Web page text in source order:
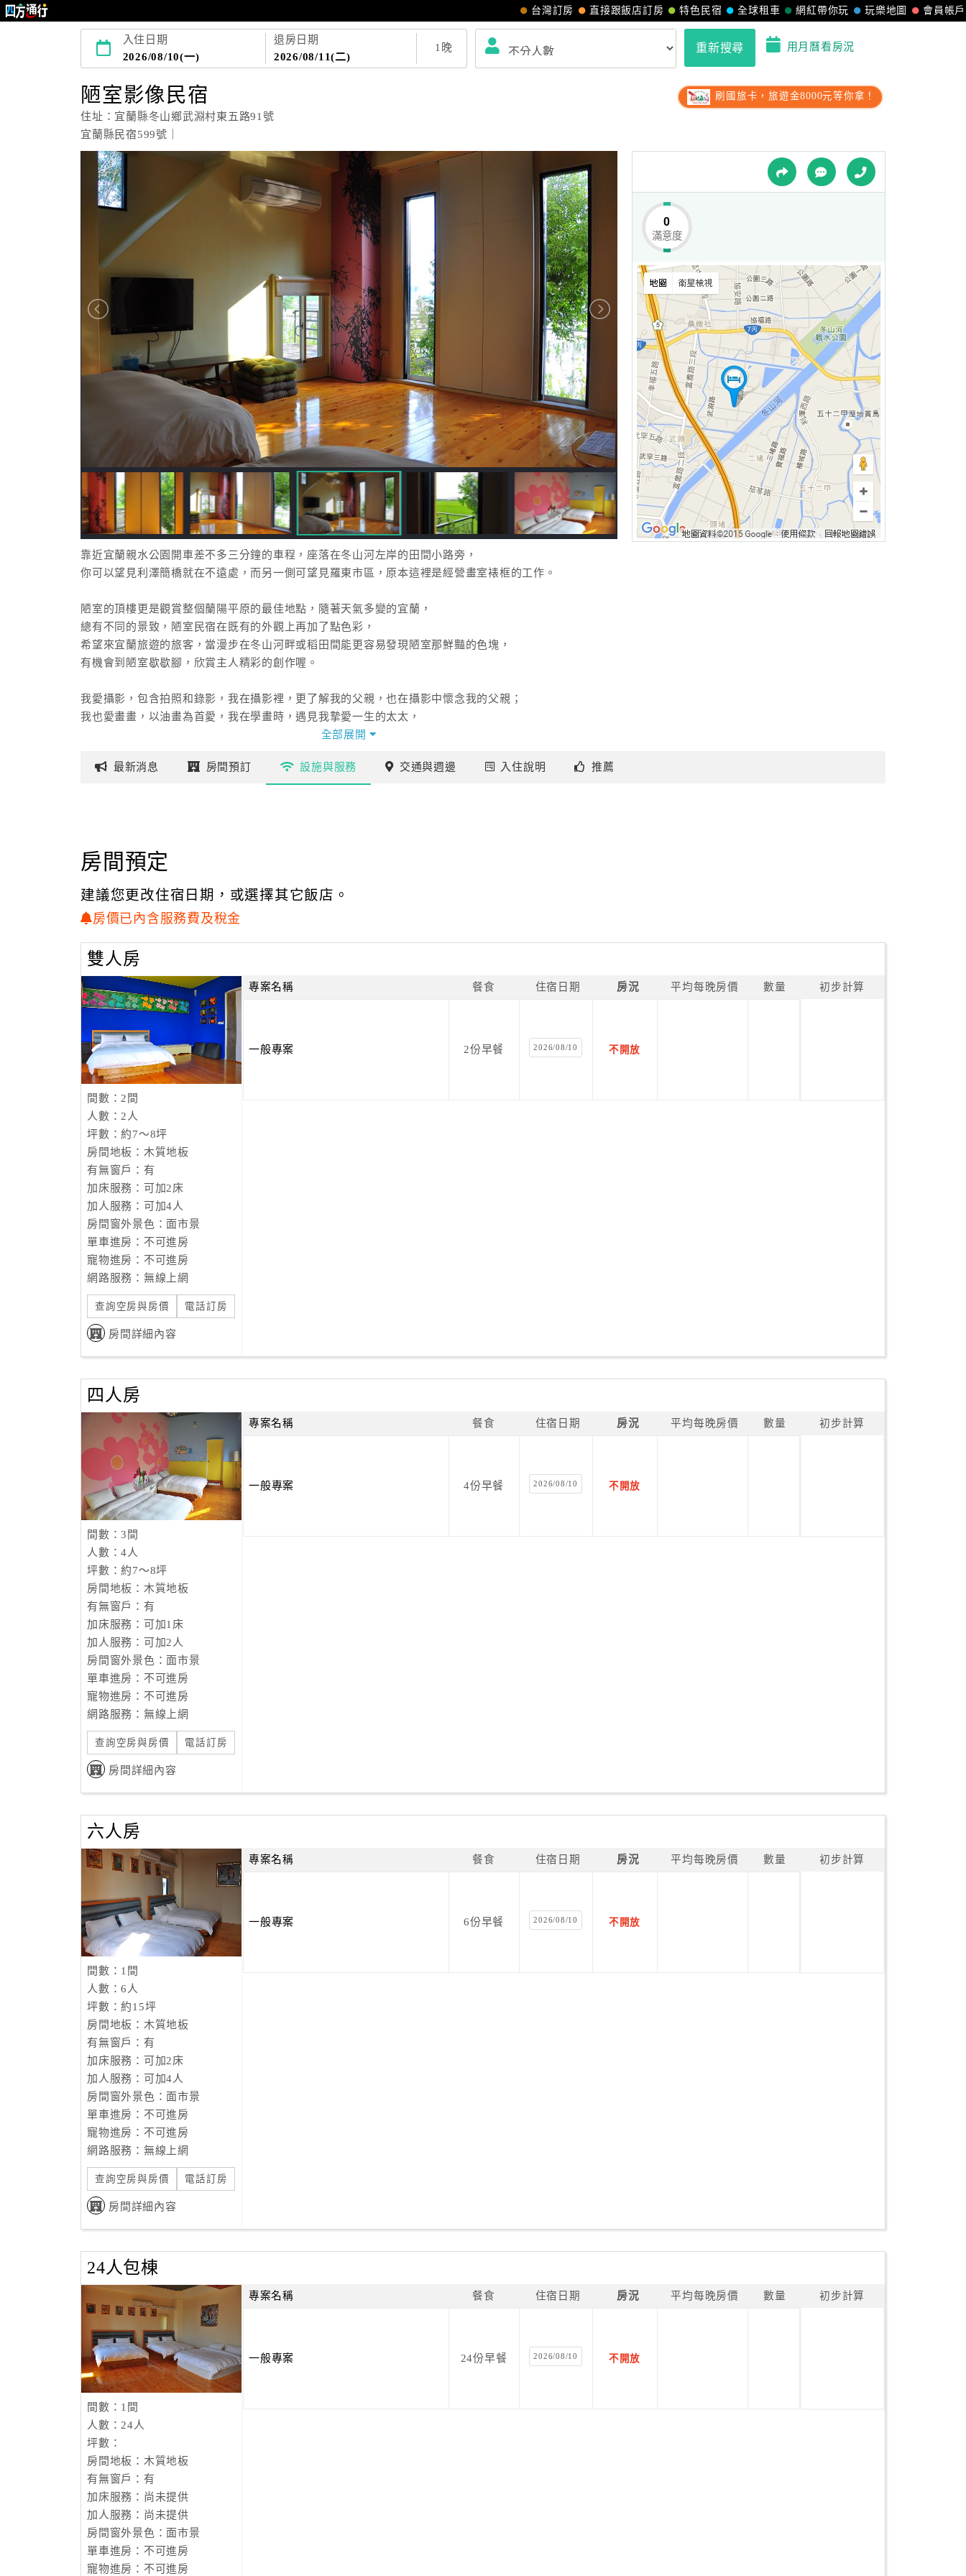
會員帳戶
玩樂地圖
網紅帶你玩
全球租車
特色民宿
直接跟飯店訂房
台灣訂房
入住日期
2026/08/10(一)
退房日期
2026/08/11(二)
1 晚 重新搜尋 用月曆看房況
陋室影像民宿
住址：宜蘭縣冬山鄉武淵村東五路91號
宜蘭縣民宿599號｜
刷國旅卡，旅遊金8000元等你拿！
靠近宜蘭親水公園開車差不多三分鐘的車程，座落在冬山河左岸的田間小路旁，
你可以望見利澤簡橋就在不遠處，而另一側可望見羅東市區，原本這裡是經營畫室裱框的工作。
陋室的頂樓更是觀賞整個蘭陽平原的最佳地點，隨著天氣多變的宜蘭，
總有不同的景致，陋室民宿在既有的外觀上再加了點色彩，
希望來宜蘭旅遊的旅客，當漫步在冬山河畔或稻田間能更容易發現陋室那鮮豔的色塊，
有機會到陋室歇歇腳，欣賞主人精彩的創作喔。
我愛攝影，包含拍照和錄影，我在攝影裡，更了解我的父親，也在攝影中懷念我的父親；
我也愛畫畫，以油畫為首愛，我在學畫時，遇見我摯愛一生的太太，
也在看孩子們的畫作裡，回想到那學畫畫時的美好戀愛滋味；
擷取喜愛的角度定格存放在心中，累積每一個感動的時刻；
全部展開
0
滿意度
最新消息 房間預訂 設施與服務 交通與週邊 入住說明 推薦
房間預定
建議您更改住宿日期，或選擇其它飯店。
房價已內含服務費及稅金
雙人房
間數：2間
人數：2人
坪數：約7～8坪
房間地板：木質地板
有無窗戶：有
加床服務：可加2床
加人服務：可加4人
房間窗外景色：面市景
單車進房：不可進房
寵物進房：不可進房
網路服務：無線上網
查詢空房與房價 電話訂房
房間詳細內容
專案名稱 餐食 住宿日期 房況 平均每晚房價 數量 初步計算
一般專案 2份早餐 2026/08/10 不開放
四人房
間數：3間
人數：4人
坪數：約7～8坪
房間地板：木質地板
有無窗戶：有
加床服務：可加1床
加人服務：可加2人
房間窗外景色：面市景
單車進房：不可進房
寵物進房：不可進房
網路服務：無線上網
查詢空房與房價 電話訂房
房間詳細內容
專案名稱 餐食 住宿日期 房況 平均每晚房價 數量 初步計算
一般專案 4份早餐 2026/08/10 不開放
六人房
間數：1間
人數：6人
坪數：約15坪
房間地板：木質地板
有無窗戶：有
加床服務：可加2床
加人服務：可加4人
房間窗外景色：面市景
單車進房：不可進房
寵物進房：不可進房
網路服務：無線上網
查詢空房與房價 電話訂房
房間詳細內容
專案名稱 餐食 住宿日期 房況 平均每晚房價 數量 初步計算
一般專案 6份早餐 2026/08/10 不開放
24人包棟
間數：1間
人數：24人
坪數：
房間地板：木質地板
有無窗戶：有
加床服務：尚未提供
加人服務：尚未提供
房間窗外景色：面市景
單車進房：不可進房
寵物進房：不可進房
專案名稱 餐食 住宿日期 房況 平均每晚房價 數量 初步計算
一般專案 24份早餐 2026/08/10 不開放